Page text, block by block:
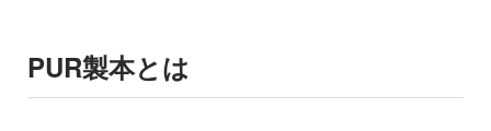
PUR製本とは